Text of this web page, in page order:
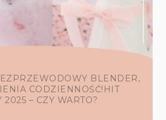
BLENDER,
CODZIENNOŚĆ!HIT
2025 – CZY WARTO?